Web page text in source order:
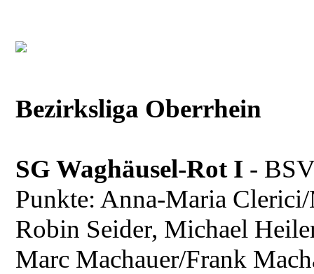
Bezirksliga Oberrhein
SG Waghäusel-Rot I -
Punkte: Anna-Maria
Robin Seider, Michael
Marc Machauer/Frank